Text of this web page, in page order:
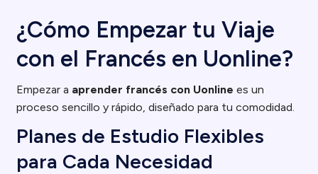
¿Cómo Empezar tu Viaje
con el Francés en Uonline?
Empezar a aprender francés con Uonline es un
proceso sencillo y rápido, diseñado para tu comodidad.
Planes de Estudio Flexibles
para Cada Necesidad